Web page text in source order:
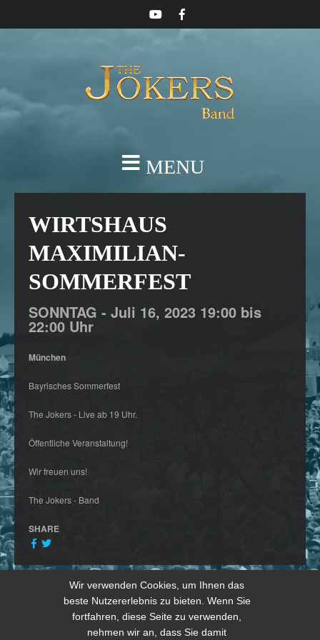
MENU
WIRTSHAUS
MAXIMILIAN-
SOMMERFEST
SONNTAG - Juli 16, 2023 19:00 bis
22:00 Uhr
München
Bayrisches Sommerfest
The Jokers - Live ab 19 Uhr.
Öffentliche Veranstaltung!
Wir freuen uns!
The Jokers - Band
SHARE
Wir verwenden Cookies, um Ihnen das
beste Nutzererlebnis zu bieten. Wenn Sie
fortfahren, diese Seite zu verwenden,
nehmen wir an, dass Sie damit